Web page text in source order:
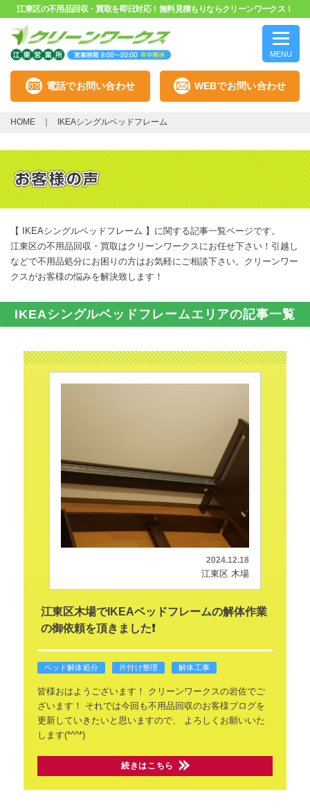
江東区の不用品回収・買取を即日対応！無料見積もりならクリーンワークス！
MENU
電話でお問い合わせ WEBでお問い合わせ
HOME IKEAシングルベッドフレーム
【 IKEAシングルベッドフレーム 】に関する記事一覧ページです。
江東区の不用品回収・買取はクリーンワークスにお任せ下さい！引越し
などで不用品処分にお困りの方はお気軽にご相談下さい。クリーンワー
クスがお客様の悩みを解決致します！
IKEAシングルベッドフレームエリアの記事一覧
2024.12.18
江東区 木場
江東区木場でIKEAベッドフレームの解体作業
の御依頼を頂きました❗
ベッド解体処分 片付け整理 解体工事
皆様おはようございます！
クリーンワークスの岩佐でご
ざいます！
それでは今回も不用品回収のお客様ブログを
更新していきたいと思いますので、
よろしくお願いいた
します(*^^*)
続きはこちら